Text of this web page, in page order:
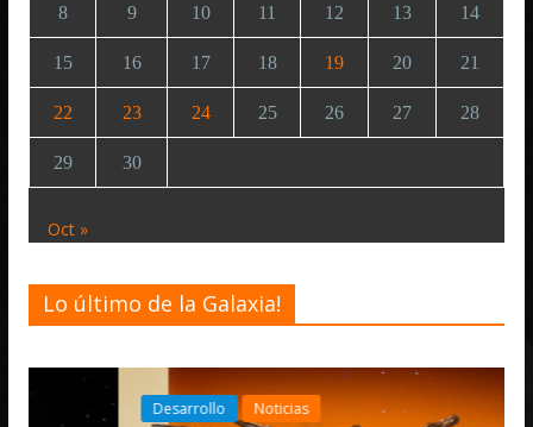
8 9 10 11 12 13 14
15 16 17 18 19 20 21
22 23 24 25 26 27 28
29 30
Oct »
Lo último de la Galaxia!
Desarrollo Noticias